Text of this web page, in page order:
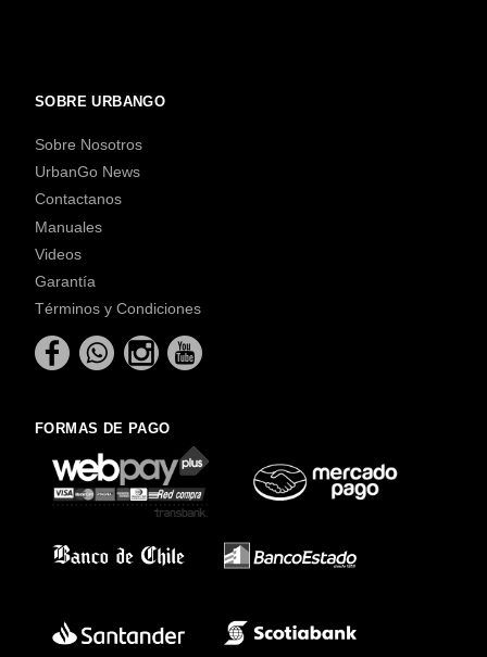
SOBRE URBANGO
Sobre Nosotros
UrbanGo News
Contactanos
Manuales
Videos
Garantía
Términos y Condiciones
FORMAS DE PAGO